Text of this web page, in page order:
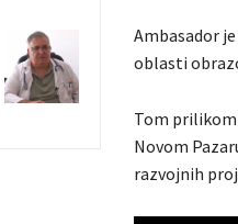
Ambasador
oblasti
Tom prilikom
Novom
razvojnih